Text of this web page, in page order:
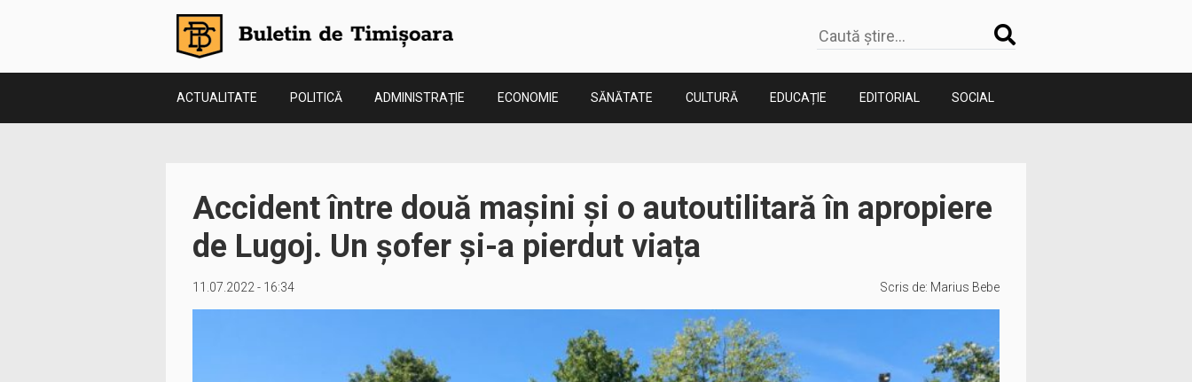
ACTUALITATE POLITICĂ ADMINISTRAȚIE ECONOMIE SĂNĂTATE CULTURĂ EDUCAȚIE EDITORIAL SOCIAL
Accident între două mașini și o autoutilitară în apropiere
de Lugoj. Un șofer și-a pierdut viața
11.07.2022 - 16:34 Scris de: Marius Bebe